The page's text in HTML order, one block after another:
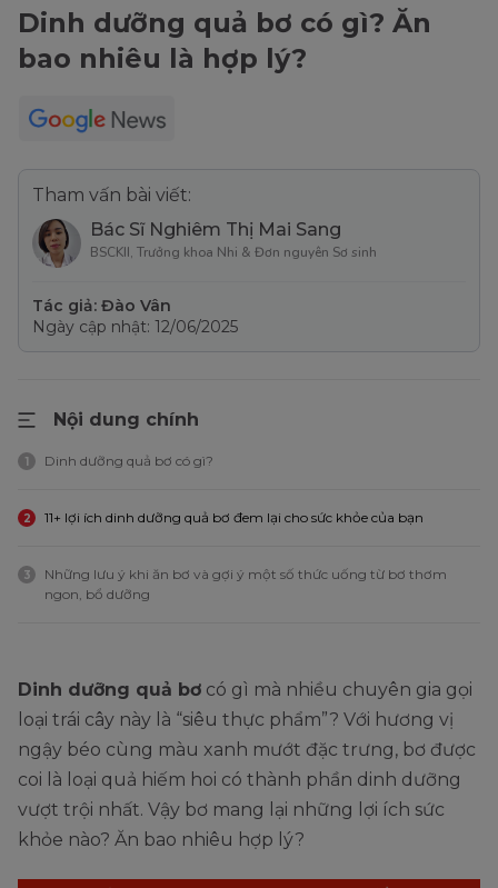
Dinh dưỡng quả bơ có gì? Ăn
bao nhiêu là hợp lý?
Tham vấn bài viết:
Bác Sĩ Nghiêm Thị Mai Sang
BSCKII, Trưởng khoa Nhi & Đơn nguyên Sơ sinh
Tác giả: Đào Vân
Ngày cập nhật: 12/06/2025
Nội dung chính
1 Dinh dưỡng quả bơ có gì?
2 11+ lợi ích dinh dưỡng quả bơ đem lại cho sức khỏe của bạn
3
Những lưu ý khi ăn bơ và gợi ý một số thức uống từ bơ thơm
ngon, bổ dưỡng
Dinh dưỡng quả bơ có gì mà nhiều chuyên gia gọi
loại trái cây này là “siêu thực phẩm”? Với hương vị
ngậy béo cùng màu xanh mướt đặc trưng, bơ được
coi là loại quả hiếm hoi có thành phần dinh dưỡng
vượt trội nhất. Vậy bơ mang lại những lợi ích sức
khỏe nào? Ăn bao nhiêu hợp lý?